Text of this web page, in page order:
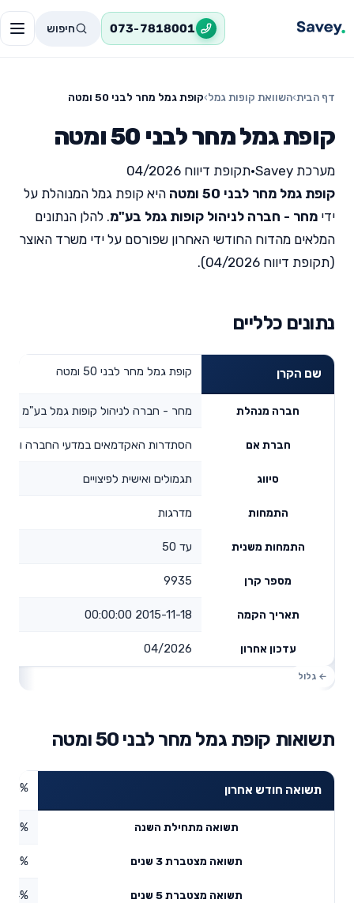
073-7818001 חיפוש
דף הבית›השוואת קופות גמל›קופת גמל מחר לבני 50 ומטה
קופת גמל מחר לבני 50 ומטה
מערכת Savey •תקופת דיווח 04/2026
קופת גמל מחר לבני 50 ומטה
היא קופת גמל המנוהלת על
ידי מחר - חברה לניהול קופות גמל בע"מ. להלן הנתונים
המלאים מהדוח החודשי האחרון שפורסם על ידי משרד האוצר
(תקופת דיווח 04/2026).
נתונים כלליים
שם הקרן קופת גמל מחר לבני 50 ומטה
חברה מנהלת מחר - חברה לניהול קופות גמל בע"מ
חברת אם הסתדרות האקדמאים במדעי החברה
סיווג תגמולים ואישית לפיצויים
התמחות מדרגות
התמחות משנית עד 50
מספר קרן 9935
תאריך הקמה 2015-11-18 00:00:00
עדכון אחרון 04/2026
תשואות קופת גמל מחר לבני 50 ומטה
תשואה חודש אחרון
תשואה מתחילת השנה 5.17%
תשואה מצטברת 3 שנים
תשואה מצטברת 5 שנים